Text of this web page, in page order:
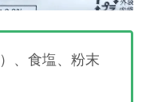
、食塩、粉末